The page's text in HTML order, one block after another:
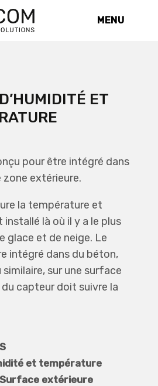
MENU
ET
pour être intégré dans
zone extérieure.
la température et
installé là où il y a le plus
glace et de neige. Le
intégré dans du béton,
sur une surface
du capteur doit suivre la
et température
Surface extérieure